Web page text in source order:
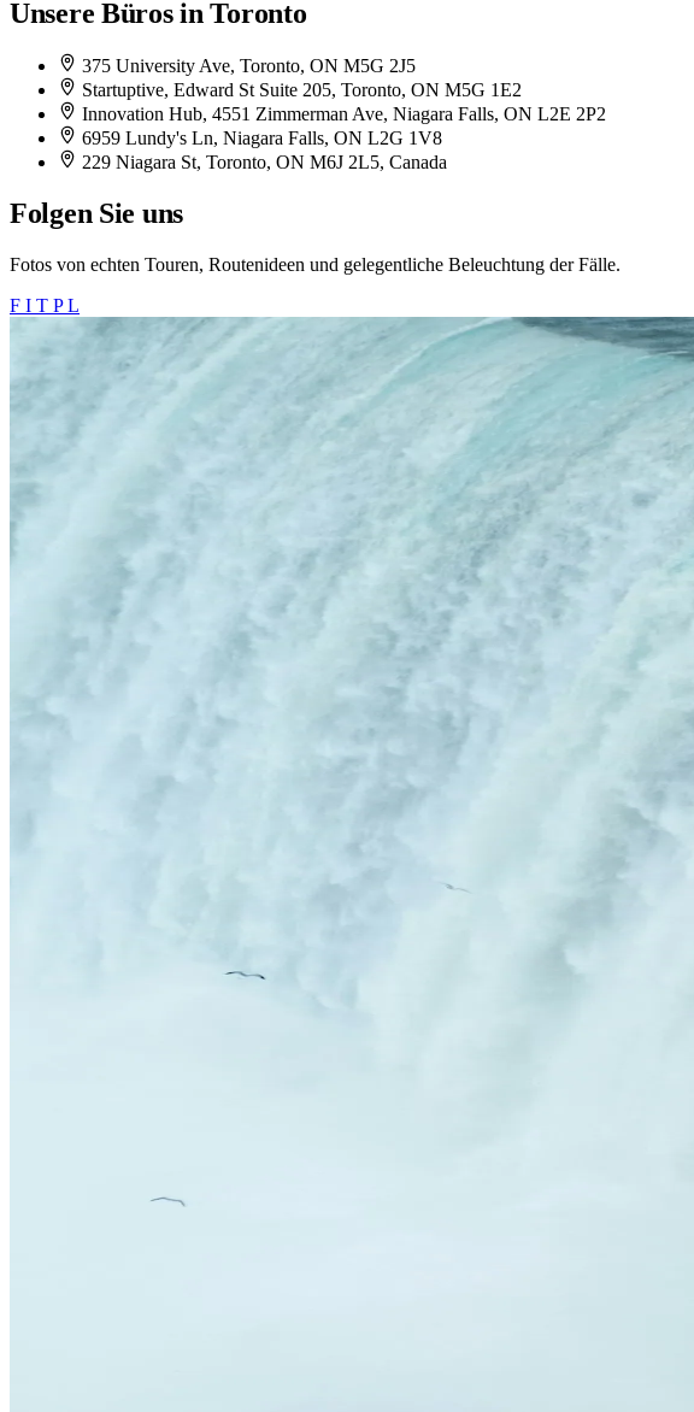
Unsere Büros in Toronto
375 University Ave, Toronto, ON M5G 2J5
Startuptive, Edward St Suite 205, Toronto, ON M5G 1E2
Innovation Hub, 4551 Zimmerman Ave, Niagara Falls, ON L2E 2P2
6959 Lundy's Ln, Niagara Falls, ON L2G 1V8
229 Niagara St, Toronto, ON M6J 2L5, Canada
Folgen Sie uns
Fotos von echten Touren, Routenideen und gelegentliche Beleuchtung der Fälle.
F I T P L